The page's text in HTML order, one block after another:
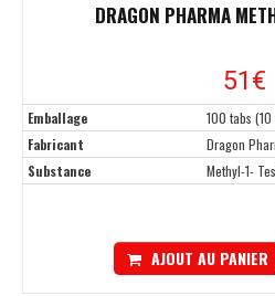
DRAGON PHARMA
51€
Emballage
100 tabs
Fabricant
Dragon
Substance
Methyl-1-
AJOUT AU PANIER